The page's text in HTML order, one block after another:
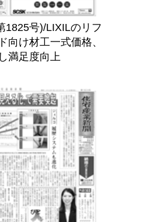
1825号)/LIXILのリフ
向け材工一式価格、
満足度向上